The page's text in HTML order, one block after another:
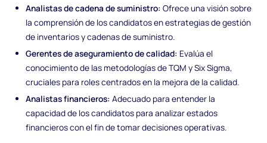
Analistas de cadena de suministro: Ofrece una visión sobre
la comprensión de los candidatos en estrategias de gestión
de inventarios y cadenas de suministro.
Gerentes de aseguramiento de calidad: Evalúa el
conocimiento de las metodologías de TQM y Six Sigma,
cruciales para roles centrados en la mejora de la calidad.
Analistas financieros: Adecuado para entender la
capacidad de los candidatos para analizar estados
financieros con el fin de tomar decisiones operativas.